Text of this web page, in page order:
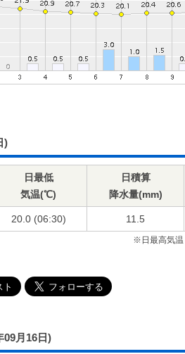
)
日最低
気温(℃)
日積算
降水量(mm)
20.0 (06:30) 11.5
※日最高気温
09月16日)